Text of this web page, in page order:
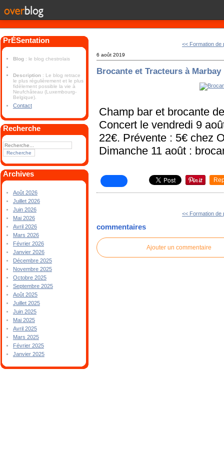
PrÉSentation
Blog : le blog chestrolais
Description : Le blog retrace
le plus régulièrement et le plus
fidèlement possible la vie à
Neufchâteau (Luxembourg-
Belgique).
Contact
Recherche
Archives
Août 2026
Juillet 2026
Juin 2026
Mai 2026
Avril 2026
Mars 2026
Février 2026
Janvier 2026
Décembre 2025
Novembre 2025
Octobre 2025
Septembre 2025
Août 2025
Juillet 2025
Juin 2025
Mai 2025
Avril 2025
Mars 2025
Février 2025
Janvier 2025
<< Formation de
6 août 2019
Brocante et Tracteurs à Marbay
Champ bar et brocante
Concert le vendredi 9
22€. Prévente : 5€ chez
Dimanche 11 août :
<< Formation de
commentaires
Ajouter un commentaire